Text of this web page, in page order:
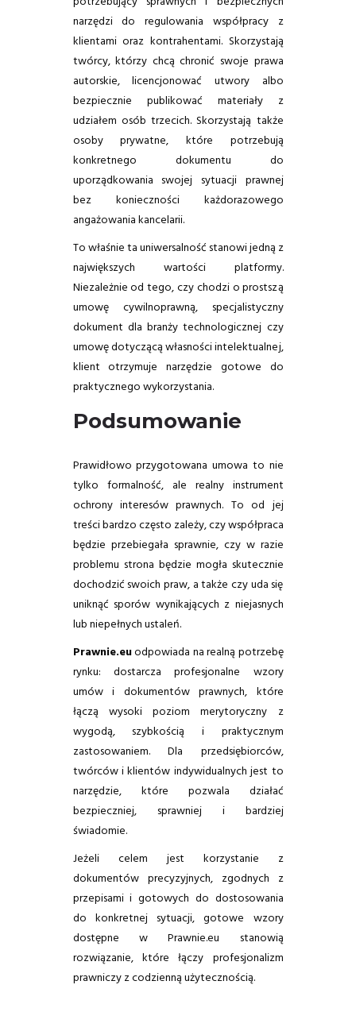
narzędzi do regulowania współpracy z
klientami oraz kontrahentami. Skorzystają
twórcy, którzy chcą chronić swoje prawa
autorskie, licencjonować utwory albo
bezpiecznie publikować materiały z
udziałem osób trzecich. Skorzystają także
osoby prywatne, które potrzebują
konkretnego dokumentu do
uporządkowania swojej sytuacji prawnej
bez konieczności każdorazowego
angażowania kancelarii.
To właśnie ta uniwersalność stanowi jedną z
największych wartości platformy.
Niezależnie od tego, czy chodzi o prostszą
umowę cywilnoprawną, specjalistyczny
dokument dla branży technologicznej czy
umowę dotyczącą własności intelektualnej,
klient otrzymuje narzędzie gotowe do
praktycznego wykorzystania.
Podsumowanie
Prawidłowo przygotowana umowa to nie
tylko formalność, ale realny instrument
ochrony interesów prawnych. To od jej
treści bardzo często zależy, czy współpraca
będzie przebiegała sprawnie, czy w razie
problemu strona będzie mogła skutecznie
dochodzić swoich praw, a także czy uda się
uniknąć sporów wynikających z niejasnych
lub niepełnych ustaleń.
Prawnie.euodpowiada na realną potrzebę
rynku: dostarcza profesjonalne wzory
umów i dokumentów prawnych, które
łączą wysoki poziom merytoryczny z
wygodą, szybkością i praktycznym
zastosowaniem. Dla przedsiębiorców,
twórców i klientów indywidualnych jest to
narzędzie, które pozwala działać
bezpieczniej, sprawniej i bardziej
świadomie.
Jeżeli celem jest korzystanie z
dokumentów precyzyjnych, zgodnych z
przepisami i gotowych do dostosowania
do konkretnej sytuacji, gotowe wzory
dostępne w Prawnie.eu stanowią
rozwiązanie, które łączy profesjonalizm
prawniczy z codzienną użytecznością.